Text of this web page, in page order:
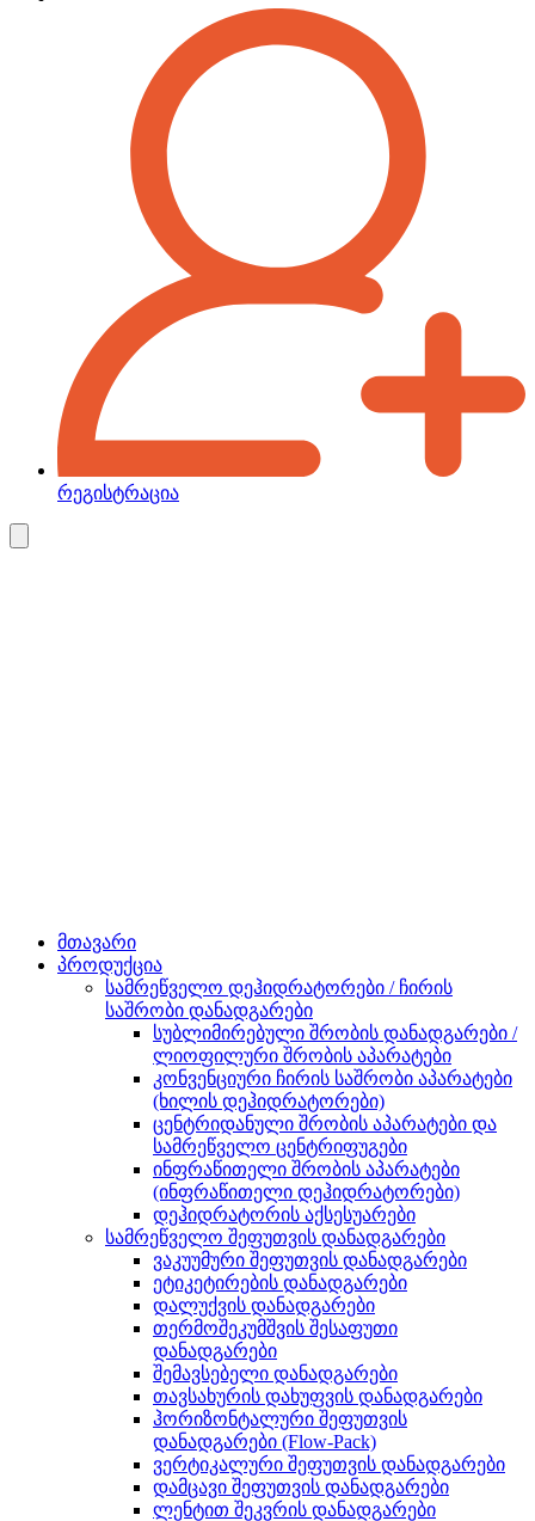
რეგისტრაცია
მთავარი
პროდუქცია
სამრეწველო დეჰიდრატორები / ჩირის
საშრობი დანადგარები
სუბლიმირებული შრობის დანადგარები /
ლიოფილური შრობის აპარატები
კონვენციური ჩირის საშრობი აპარატები
(ხილის დეჰიდრატორები)
ცენტრიდანული შრობის აპარატები და
სამრეწველო ცენტრიფუგები
ინფრაწითელი შრობის აპარატები
(ინფრაწითელი დეჰიდრატორები)
დეჰიდრატორის აქსესუარები
სამრეწველო შეფუთვის დანადგარები
ვაკუუმური შეფუთვის დანადგარები
ეტიკეტირების დანადგარები
დალუქვის დანადგარები
თერმოშეკუმშვის შესაფუთი
დანადგარები
შემავსებელი დანადგარები
თავსახურის დახუფვის დანადგარები
ჰორიზონტალური შეფუთვის
დანადგარები (Flow-Pack)
ვერტიკალური შეფუთვის დანადგარები
დამცავი შეფუთვის დანადგარები
ლენტით შეკვრის დანადგარები